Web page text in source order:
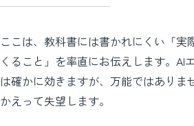
ここは、教科書には書かれにくい「実
くること」を率直にお伝えします。AI
は確かに効きますが、万能ではありま
かえって失望します。